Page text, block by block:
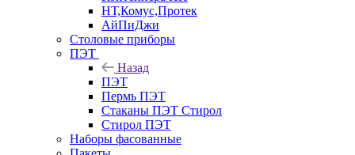
НТ,Комус,Протек
АйПиДжи
Столовые приборы
ПЭТ
Назад
ПЭТ
Пермь ПЭТ
Стаканы ПЭТ Стирол
Стирол ПЭТ
Наборы фасованные